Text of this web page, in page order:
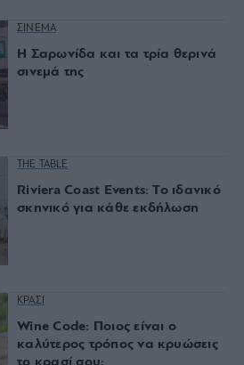
ΣΙΝΕΜΑ
Η Σαρωνίδα και τα τρία θερινά
σινεμά της
THE TABLE
Riviera Coast Events: Το ιδανικό
σκηνικό για κάθε εκδήλωση
ΚΡΑΣΙ
Wine Code: Ποιος είναι ο
καλύτερος τρόπος να κρυώσεις